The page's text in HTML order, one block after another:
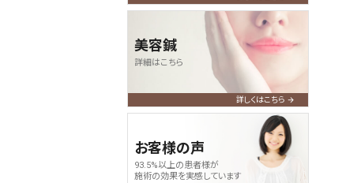
美容鍼
詳細はこちら
詳しくはこちら
お客様の声
93.5%以上の患者様が
施術の効果を実感しています